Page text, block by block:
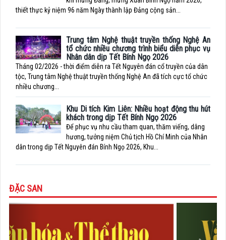
thiết thực kỷ niệm 96 năm Ngày thành lập Đảng cộng sản...
Trung tâm Nghệ thuật truyền thống Nghệ An
tổ chức nhiều chương trình biểu diễn phục vụ
Nhân dân dịp Tết Bính Ngọ 2026
Tháng 02/2026 - thời điểm diễn ra Tết Nguyên đán cổ truyền của dân
tộc, Trung tâm Nghệ thuật truyền thống Nghệ An đã tích cực tổ chức
nhiều chương...
Khu Di tích Kim Liên: Nhiều hoạt động thu hút
khách trong dịp Tết Bính Ngọ 2026
Để phục vụ nhu cầu tham quan, thăm viếng, dâng
hương, tưởng niệm Chủ tịch Hồ Chí Minh của Nhân
dân trong dịp Tết Nguyên đán Bính Ngọ 2026, Khu...
ĐẶC SAN